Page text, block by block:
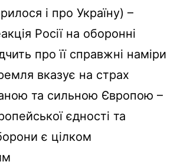
і про Україну) –
Росії на оборонні
про її справжні наміри
вказує на страх
та сильною Європою –
єдності та
є цілком